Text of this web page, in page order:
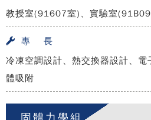
教授室(91607室)、實驗室
專 長
冷凍空調設計、熱交換器設計、電
體吸附